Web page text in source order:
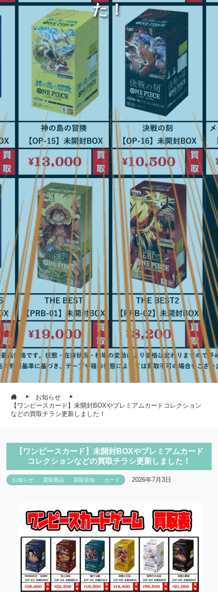
た！
お知らせ
【ワンピースカード】未開封BOXやプレミアムカードコレクション
などの買取チラシ更新しました！
【ワンピースカード】未開封BOXやプレミアムカード
コレクションなどの買取チラシ更新しました！
お知らせ 買取商品 買取告知 カード 2026年7月3日